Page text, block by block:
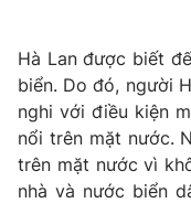
THỜI BÁO VTV
Hà Lan được biết
biển. Do đó, người
nghi với điều kiện
nổi trên mặt nước.
trên mặt nước vì
nhà và nước biển